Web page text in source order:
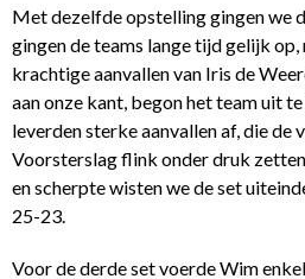
Met dezelfde opstelling gingen we
gingen de teams lange tijd gelijk
krachtige aanvallen van Iris de
aan onze kant, begon het team uit te
leverden sterke aanvallen af, die de
Voorsterslag flink onder druk
en scherpte wisten we de set
25-23.
Voor de derde set voerde Wim